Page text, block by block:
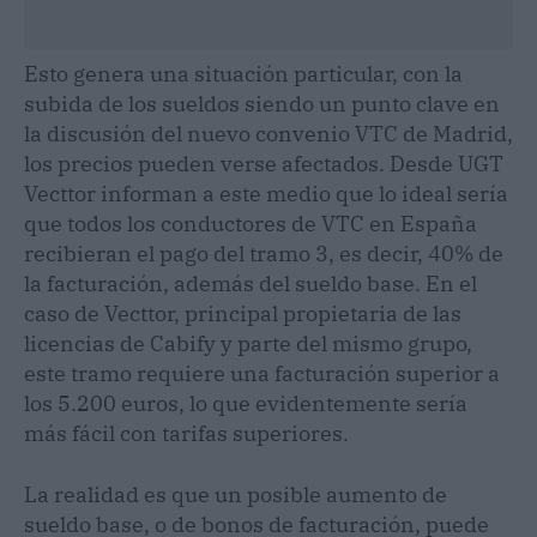
Esto genera una situación particular, con la
subida de los sueldos siendo un punto clave en
la discusión del nuevo convenio VTC de Madrid,
los precios pueden verse afectados. Desde UGT
Vecttor informan a este medio que lo ideal sería
que todos los conductores de VTC en España
recibieran el pago del tramo 3, es decir, 40% de
la facturación, además del sueldo base. En el
caso de Vecttor, principal propietaria de las
licencias de Cabify y parte del mismo grupo,
este tramo requiere una facturación superior a
los 5.200 euros, lo que evidentemente sería
más fácil con tarifas superiores.
La realidad es que un posible aumento de
sueldo base, o de bonos de facturación, puede